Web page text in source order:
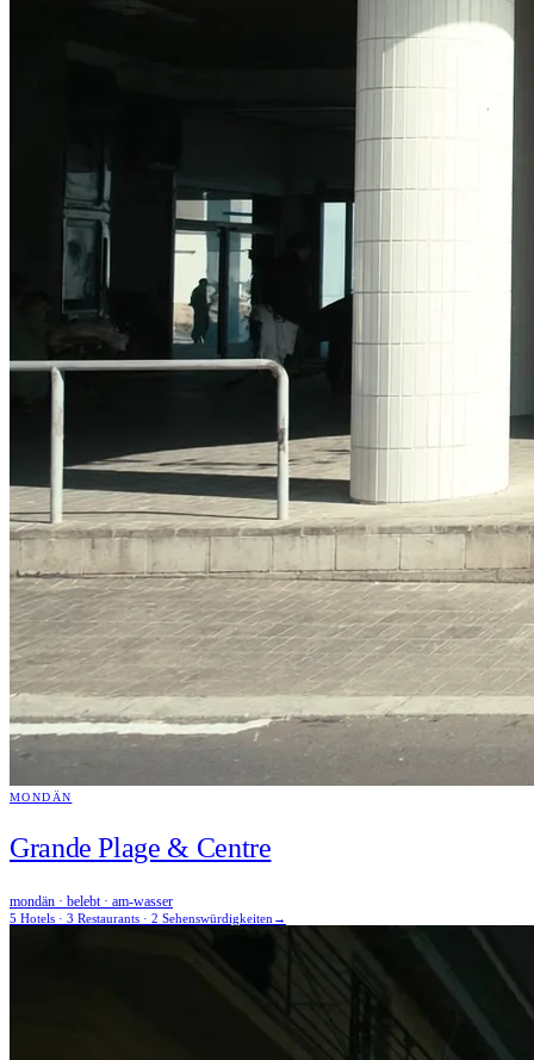
MONDÄN
Grande Plage & Centre
mondän · belebt · am-wasser
5 Hotels · 3 Restaurants · 2 Sehenswürdigkeiten →